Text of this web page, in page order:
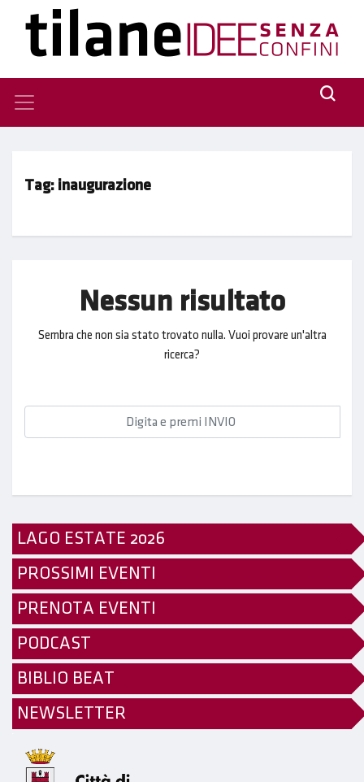
Tag: inaugurazione
Nessun risultato
Sembra che non sia stato trovato nulla. Vuoi provare un'altra
ricerca?
LAGO ESTATE 2026
PROSSIMI EVENTI
PRENOTA EVENTI
PODCAST
BIBLIO BEAT
NEWSLETTER